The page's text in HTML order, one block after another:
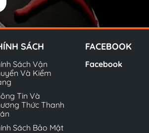
SÁCH
Sách Vận
Và Kiểm
Tin Và
Thức Thanh
Sách Bảo Mật
FACEBOOK
Facebook